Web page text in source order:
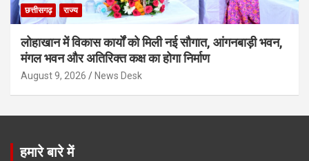
छत्तीसगढ़ राज्य
लोहाखान में विकास कार्यों को मिली नई सौगात, आंगनबाड़ी भवन,
मंगल भवन और अतिरिक्त कक्ष का होगा निर्माण
August 9, 2026 News Desk
हमारे बारे में